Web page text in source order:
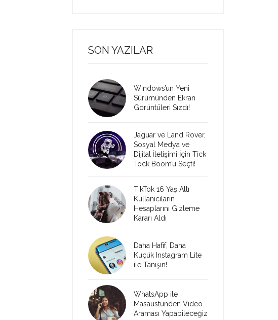
SON YAZILAR
Windows’un Yeni
Sürümünden Ekran
Görüntüleri Sızdı!
Jaguar ve Land Rover,
Sosyal Medya ve
Dijital İletişimi İçin Tick
Tock Boom’u Seçti!
TikTok 16 Yaş Altı
Kullanıcıların
Hesaplarını Gizleme
Kararı Aldı
Daha Hafif, Daha
Küçük Instagram Lite
ile Tanışın!
WhatsApp ile
Masaüstünden Video
Araması Yapabileceğiz